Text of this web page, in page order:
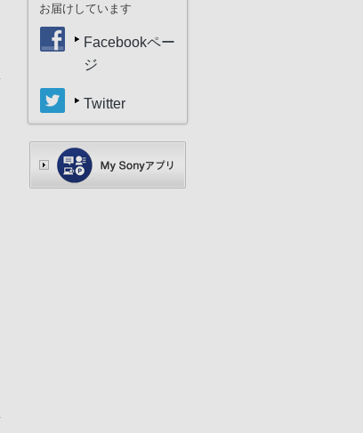
お届けしています
Facebookペー
ジ
Twitter